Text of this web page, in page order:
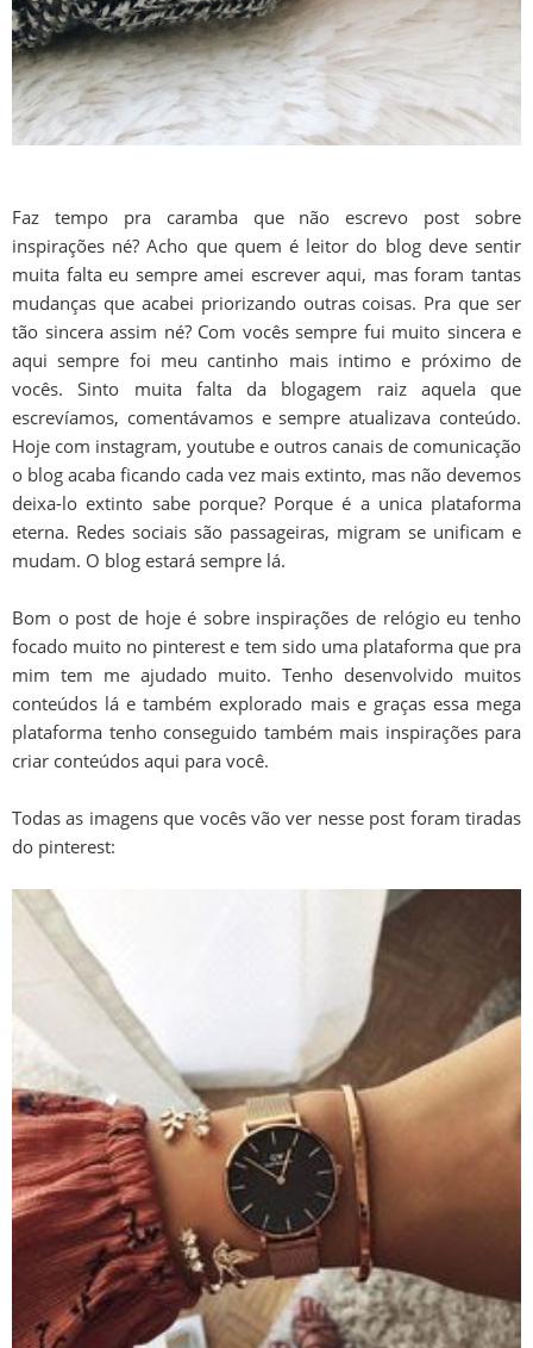
Faz tempo pra caramba que não escrevo post sobre
inspirações né? Acho que quem é leitor do blog deve sentir
muita falta eu sempre amei escrever aqui, mas foram tantas
mudanças que acabei priorizando outras coisas. Pra que ser
tão sincera assim né? Com vocês sempre fui muito sincera e
aqui sempre foi meu cantinho mais intimo e próximo de
vocês. Sinto muita falta da blogagem raiz aquela que
escrevíamos, comentávamos e sempre atualizava conteúdo.
Hoje com instagram, youtube e outros canais de comunicação
o blog acaba ficando cada vez mais extinto, mas não devemos
deixa-lo extinto sabe porque? Porque é a unica plataforma
eterna. Redes sociais são passageiras, migram se unificam e
mudam. O blog estará sempre lá.
Bom o post de hoje é sobre inspirações de relógio eu tenho
focado muito no pinterest e tem sido uma plataforma que pra
mim tem me ajudado muito. Tenho desenvolvido muitos
conteúdos lá e também explorado mais e graças essa mega
plataforma tenho conseguido também mais inspirações para
criar conteúdos aqui para você.
Todas as imagens que vocês vão ver nesse post foram tiradas
do pinterest: